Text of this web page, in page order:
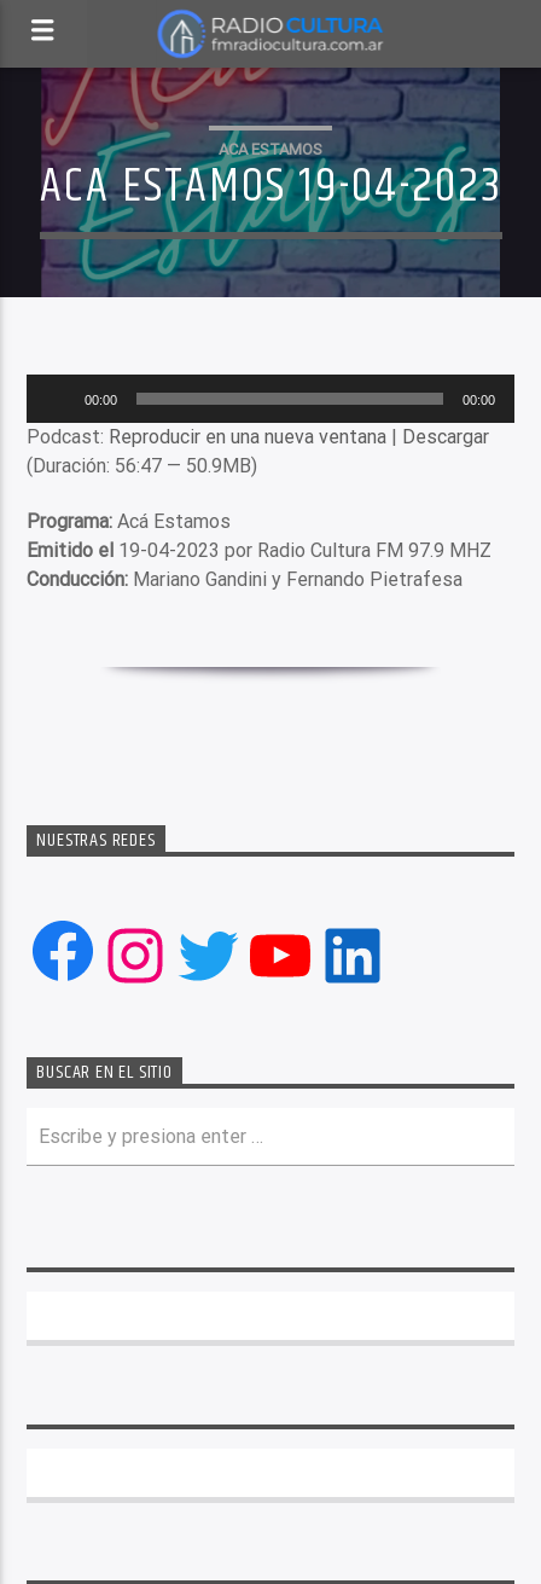
ACA ESTAMOS
ACA ESTAMOS 19-04-2023
audio
00:00 00:00
Podcast: Reproducir en una nueva ventana | Descargar
(Duración: 56:47 — 50.9MB)
Programa: Acá Estamos
Emitido el 19-04-2023 por Radio Cultura FM 97.9 MHZ
Conducción: Mariano Gandini y Fernando Pietrafesa
NUESTRAS REDES
Facebook
Instagram
Twitter
YouTube
LinkedIn
BUSCAR EN EL SITIO